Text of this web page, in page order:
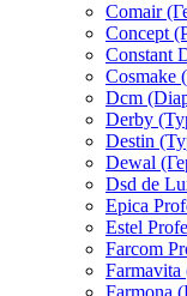
Comair
Concept
Constant
Cosmake
Dcm
Derby
Destin
Dewal
Dsd de
Epica
Estel
Farcom
Farmona